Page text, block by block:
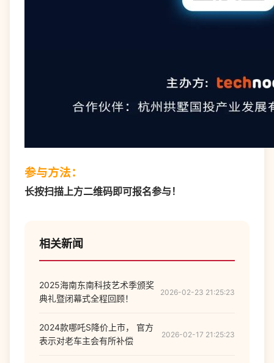
参与方法：
长按扫描上方二维码即可报名参与！
相关新闻
2025海南东南科技艺术季颁奖
典礼暨闭幕式全程回顾！
2026-02-23 21:25:23
2024款哪吒S降价上市， 官方
表示对老车主会有所补偿
2026-02-17 21:25:23